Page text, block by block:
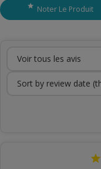
 Noter Le Produit
